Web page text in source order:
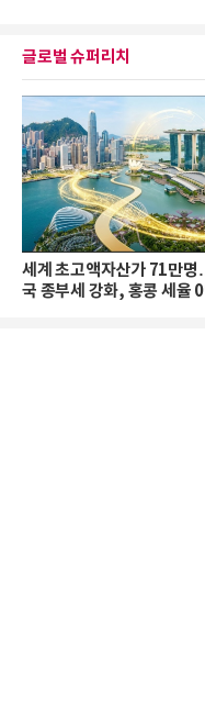
글로벌 슈퍼리치
세계 초고액자산가 71만
국 종부세 강화, 홍콩 세율